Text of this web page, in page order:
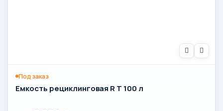
Под заказ
Емкость рециклинговая R T 100 л